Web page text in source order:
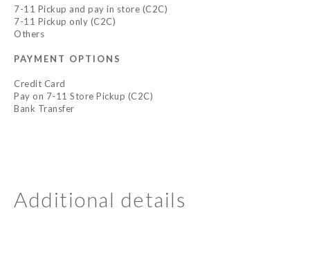
7-11 Pickup and pay in store (C2C)
7-11 Pickup only (C2C)
Others
PAYMENT OPTIONS
Credit Card
Pay on 7-11 Store Pickup (C2C)
Bank Transfer
Additional details